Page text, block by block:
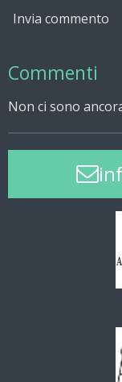
Invia commento
Commenti
Non ci sono